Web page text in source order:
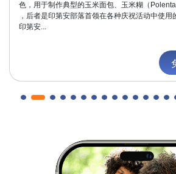
色，用于制作典型的玉米面包、玉米糊（Polenta
，后者是印第安部落首领在各种庆祝活动中使用
印第安...